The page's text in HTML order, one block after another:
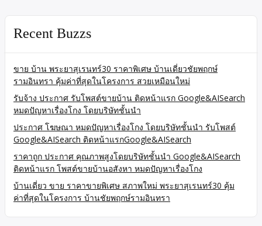
Recent Buzzs
ขาย บ้าน พระยาสุเรนทร์30 ราคาพิเศษ บ้านเดี่ยวชัยพฤกษ์
รามอินทรา คุ้มค่าที่สุดในโครงการ สวยเหมือนใหม่
รับจ้าง ประกาศ รับโพสต์ขายบ้าน ติดหน้าแรก Google&AISearch
หมดปัญหาเรื่องโกง โดยบริษัทชั้นนำ
ประกาศ โฆษณา หมดปัญหาเรื่องโกง โดยบริษัทชั้นนำ รับโพสต์
Google&AISearch ติดหน้าแรกGoogle&AISearch
ราคาถูก ประกาศ คุณภาพสูงโดยบริษัทชั้นนำ Google&AISearch
ติดหน้าแรก โพสต์ขายบ้านอสังหา หมดปัญหาเรื่องโกง
บ้านเดี่ยว ขาย ราคาขายพิเศษ สภาพใหม่ พระยาสุเรนทร์30 คุ้ม
ค่าที่สุดในโครงการ บ้านชัยพฤกษ์รามอินทรา